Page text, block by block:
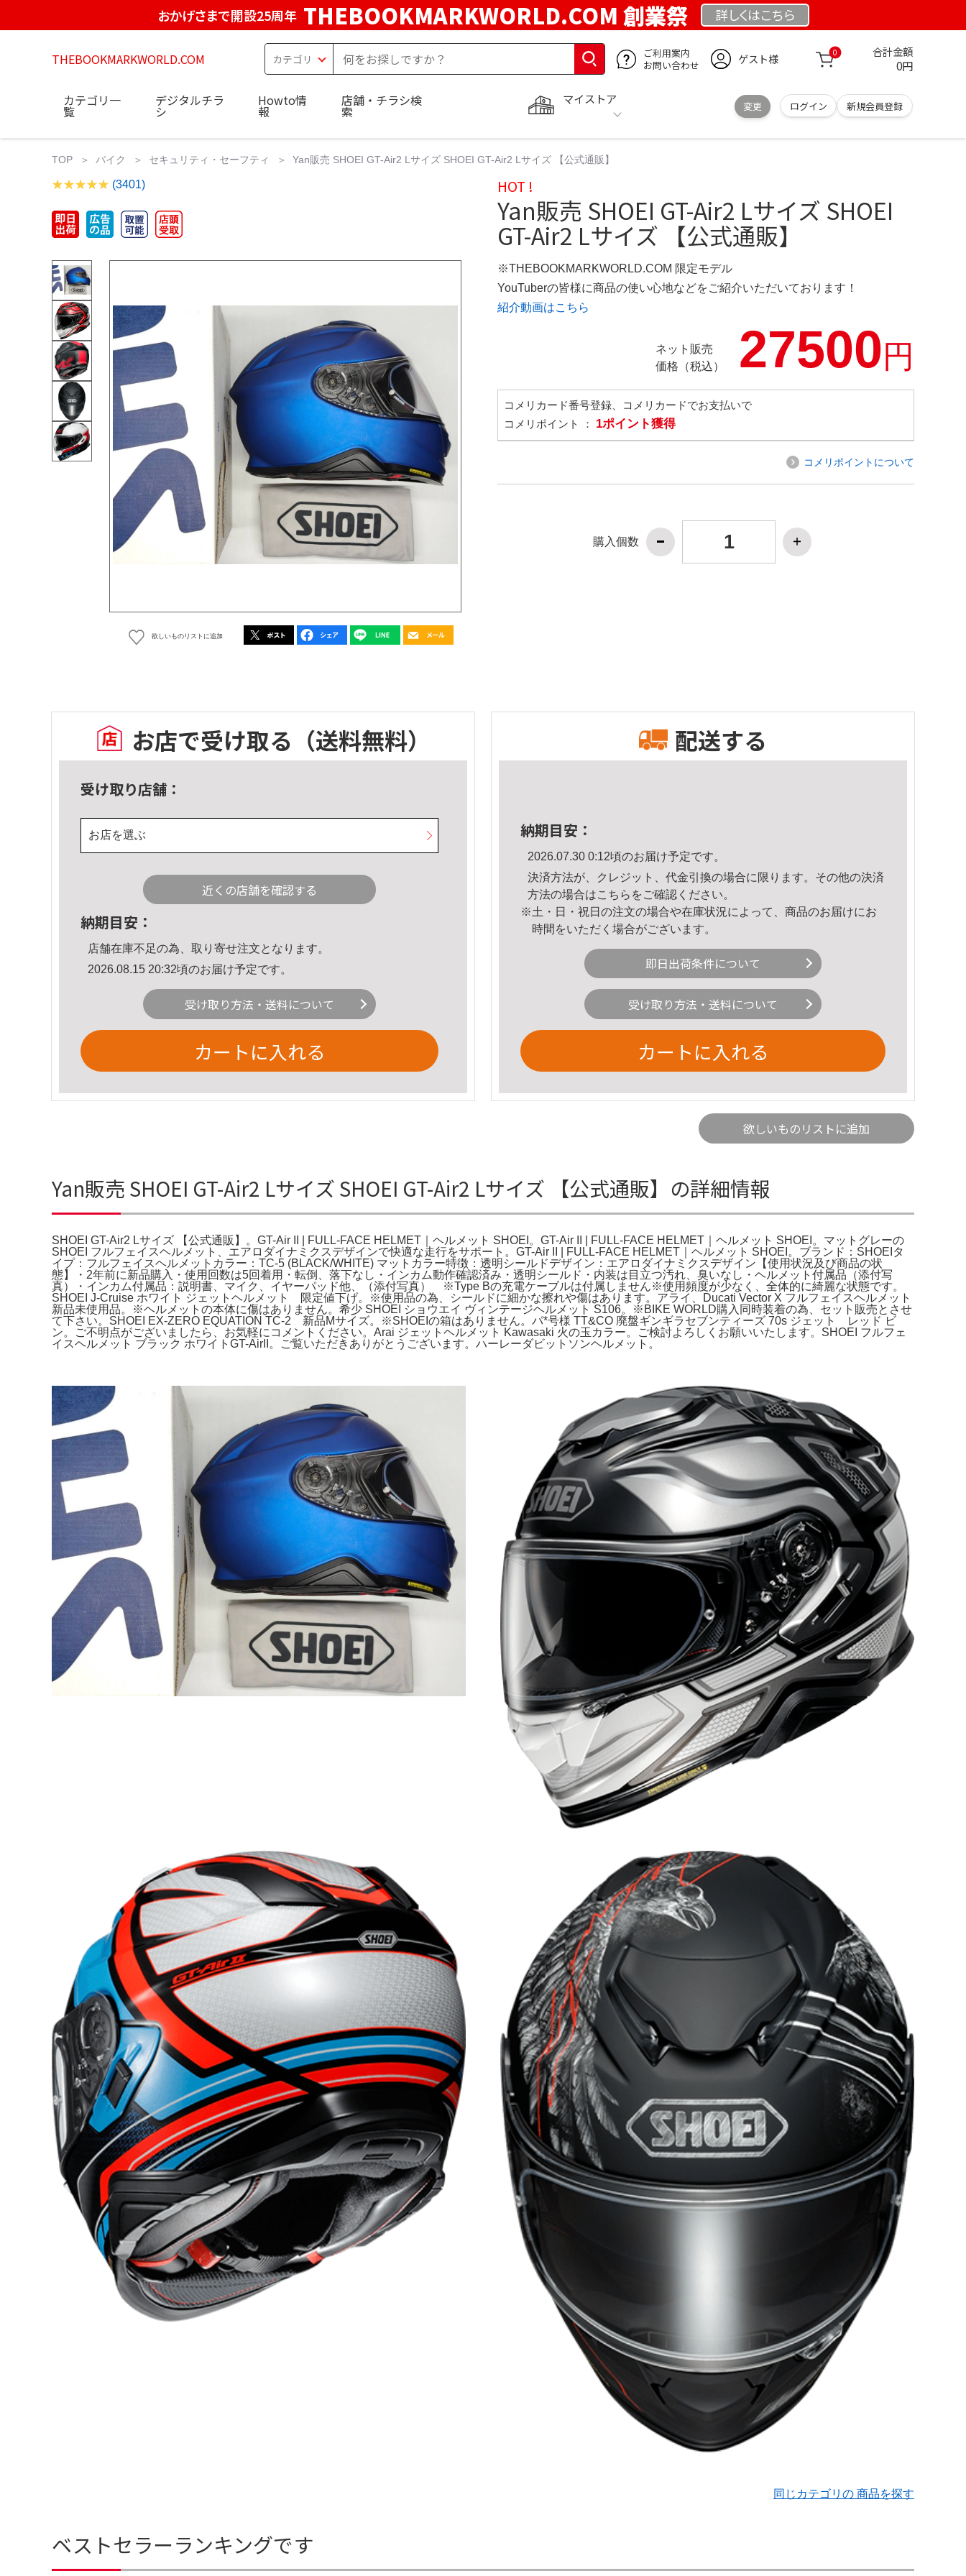
おかげさまで開設25周年 THEBOOKMARKWORLD.COM 創業祭 詳しくはこちら
THEBOOKMARKWORLD.COM
ご利用案内
お問い合わせ
ゲスト様 0 合計金額
0円
マイストア
変更 ログイン 新規会員登録
カテゴリ一
覧
デジタルチラ
シ
Howto情
報
店舗・チラシ検
索
TOP バイク セキュリティ・セーフティ Yan販売 SHOEI GT-Air2 Lサイズ SHOEI GT-Air2 Lサイズ 【公式通販】
(3401)
欲しいものリストに追加
HOT !
Yan販売 SHOEI GT-Air2 Lサイズ SHOEI
GT-Air2 Lサイズ 【公式通販】
※THEBOOKMARKWORLD.COM 限定モデル
YouTuberの皆様に商品の使い心地などをご紹介いただいております！
紹介動画はこちら
ネット販売
価格（税込）
27500円
コメリカード番号登録、コメリカードでお支払いで
コメリポイント ： 1ポイント獲得
コメリポイントについて
購入個数
お店で受け取る （送料無料）
受け取り店舗：
お店を選ぶ
近くの店舗を確認する
納期目安：
店舗在庫不足の為、取り寄せ注文となります。
2026.08.15 20:32頃のお届け予定です。
受け取り方法・送料について
カートに入れる
配送する
納期目安：
2026.07.30 0:12頃のお届け予定です。
決済方法が、クレジット、代金引換の場合に限ります。その他の決済
方法の場合はこちら をご確認ください。
※土・日・祝日の注文の場合や在庫状況によって、商品のお届けにお
時間をいただく場合がございます。
即日出荷条件について
受け取り方法・送料について
カートに入れる
欲しいものリストに追加
Yan販売 SHOEI GT-Air2 Lサイズ SHOEI GT-Air2 Lサイズ 【公式通販】の詳細情報
SHOEI GT-Air2 Lサイズ 【公式通販】。GT-Air II | FULL-FACE HELMET｜ヘルメット SHOEI。GT-Air II | FULL-FACE HELMET｜ヘルメット SHOEI。マットグレーの
SHOEI フルフェイスヘルメット、エアロダイナミクスデザインで快適な走行をサポート。GT-Air II | FULL-FACE HELMET｜ヘルメット SHOEI。ブランド：SHOEIタ
イプ：フルフェイスヘルメットカラー：TC-5 (BLACK/WHITE) マットカラー特徴：透明シールドデザイン：エアロダイナミクスデザイン【使用状況及び商品の状
態】・2年前に新品購入・使用回数は5回着用・転倒、落下なし・インカム動作確認済み・透明シールド・内装は目立つ汚れ、臭いなし・ヘルメット付属品（添付写
真）・インカム付属品：説明書、マイク、イヤーパッド他、（添付写真） ※Type Bの充電ケーブルは付属しません※使用頻度が少なく、全体的に綺麗な状態です。
SHOEI J-Cruise ホワイト ジェットヘルメット 限定値下げ。※使用品の為、シールドに細かな擦れや傷はあります。アライ、Ducati Vector X フルフェイスヘルメット
新品未使用品。※ヘルメットの本体に傷はありません。希少 SHOEI ショウエイ ヴィンテージヘルメット S106。※BIKE WORLD購入同時装着の為、セット販売とさせ
て下さい。SHOEI EX-ZERO EQUATION TC-2 新品Mサイズ。※SHOEIの箱はありません。パ*号様 TT&CO 廃盤ギンギラセブンティーズ 70s ジェット レッド ビ
ン。ご不明点がございましたら、お気軽にコメントください。Arai ジェットヘルメット Kawasaki 火の玉カラー。ご検討よろしくお願いいたします。SHOEI フルフェ
イスヘルメット ブラック ホワイトGT-AirII。ご覧いただきありがとうございます。ハーレーダビットソンヘルメット。
同じカテゴリの 商品を探す
ベストセラーランキングです